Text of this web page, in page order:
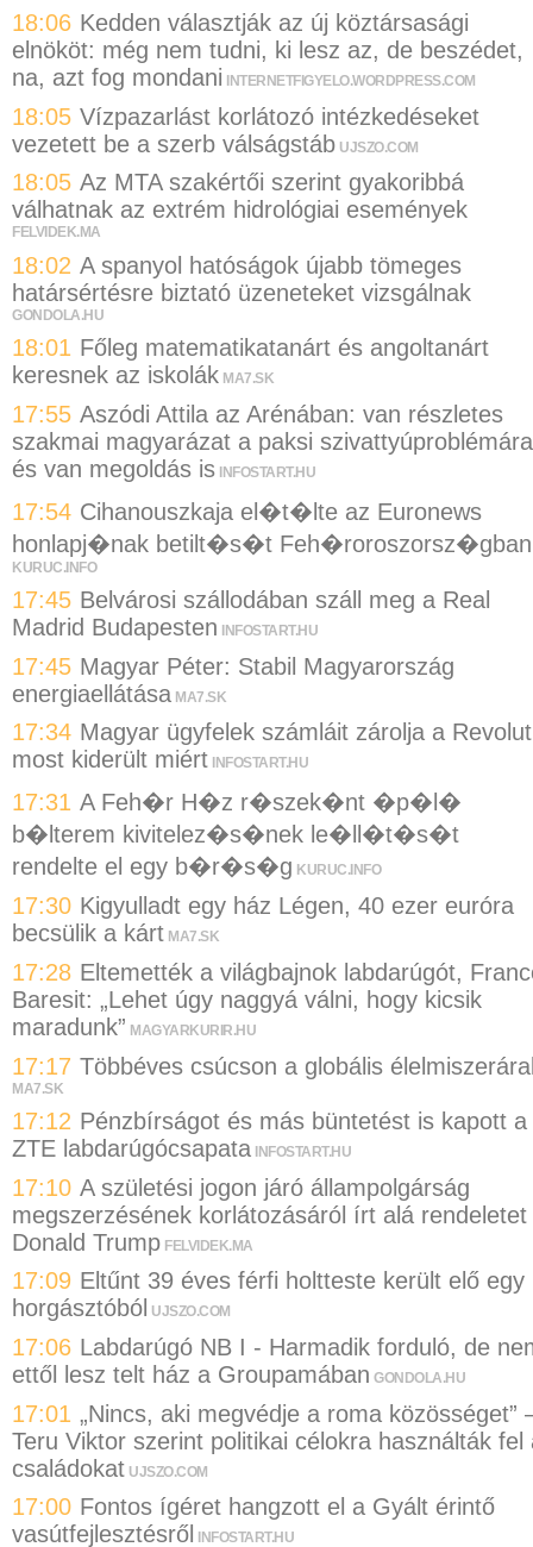
18:06 Kedden választják az új köztársasági
elnököt: még nem tudni, ki lesz az, de beszédet,
na, azt fog mondani
INTERNETFIGYELO.WORDPRESS.COM
18:05 Vízpazarlást korlátozó intézkedéseket
vezetett be a szerb válságstáb UJSZO.COM
18:05 Az MTA szakértői szerint gyakoribbá
válhatnak az extrém hidrológiai események
FELVIDEK.MA
18:02 A spanyol hatóságok újabb tömeges
határsértésre biztató üzeneteket vizsgálnak
GONDOLA.HU
18:01 Főleg matematikatanárt és angoltanárt
keresnek az iskolák MA7.SK
17:55 Aszódi Attila az Arénában: van részletes
szakmai magyarázat a paksi
és van megoldás is INFOSTART.HU
17:54 Cihanouszkaja el�t�lte az Euronews
honlapj�nak betilt�s�t Feh�roroszorsz�gban
KURUC.INFO
17:45 Belvárosi szállodában száll meg a Real
Madrid Budapesten
INFOSTART.HU
17:45 Magyar Péter: Stabil Magyarország
energiaellátása MA7.SK
17:34 Magyar ügyfelek számláit zárolja a
most kiderült miért INFOSTART.HU
17:31 A Feh�r H�z r�szek�nt �p�l�
b�lterem kivitelez�s�nek le�ll�t�s�t
rendelte el egy b�r�s�g KURUC.INFO
17:30 Kigyulladt egy ház Légen, 40 ezer euróra
becsülik a kárt MA7.SK
17:28 Eltemették a világbajnok labdarúgót,
Baresit: „Lehet úgy naggyá válni, hogy kicsik
maradunk” MAGYARKURIR.HU
17:17 Többéves csúcson a globális
MA7.SK
17:12 Pénzbírságot és más büntetést is kapott a
ZTE labdarúgócsapata INFOSTART.HU
17:10 A születési jogon járó állampolgárság
megszerzésének korlátozásáról írt alá rendeletet
Donald Trump FELVIDEK.MA
17:09 Eltűnt 39 éves férfi holtteste került elő egy
horgásztóból UJSZO.COM
17:06 Labdarúgó NB I - Harmadik forduló, de
ettől lesz telt ház a Groupamában GONDOLA.HU
17:01 „Nincs, aki megvédje a roma közösséget”
Teru Viktor szerint politikai célokra használták fel
családokat UJSZO.COM
17:00 Fontos ígéret hangzott el a Gyált érintő
vasútfejlesztésről
INFOSTART.HU